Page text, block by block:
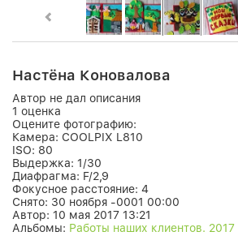
Настёна Коновалова
Автор не дал описания
1 оценка
Оцените фотографию:
Камера: COOLPIX L810
ISO: 80
Выдержка: 1/30
Диафрагма: F/2,9
Фокусное расстояние: 4
Снято: 30 ноября -0001 00:00
Автор: 10 мая 2017 13:21
Альбомы: Работы наших клиентов. 2017